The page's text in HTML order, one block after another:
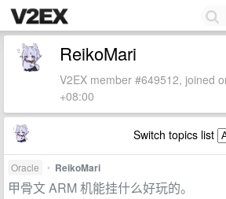
ReikoMari
V2EX member #649512, joined
+08:00
Switch topics list
Oracle • ReikoMari
甲骨文 ARM 机能挂什么好玩的。